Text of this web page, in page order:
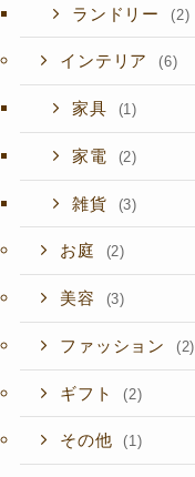
ランドリー (2)
インテリア (6)
家具 (1)
家電 (2)
雑貨 (3)
お庭 (2)
美容 (3)
ファッション (2)
ギフト (2)
その他 (1)